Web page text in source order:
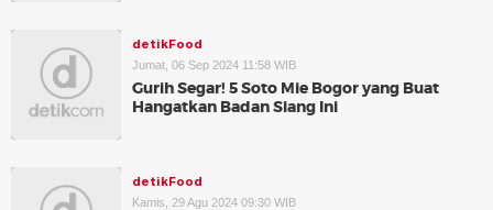
detikFood
Jumat, 06 Sep 2024 11:58 WIB
Gurih Segar! 5 Soto Mie Bogor yang Buat
Hangatkan Badan Siang Ini
detikFood
Kamis, 29 Agu 2024 09:30 WIB